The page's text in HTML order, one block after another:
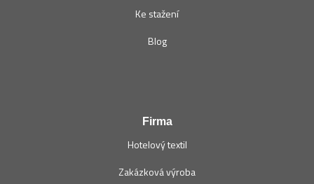
Ke stažení
Blog
Firma
Hotelový textil
Zakázková výroba